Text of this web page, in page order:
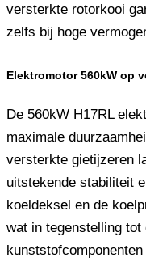
versterkte rotorkooi
zelfs bij hoge
Elektromotor 560kW op
De 560kW H17RL
maximale
versterkte gietijzeren
uitstekende stabiliteit
koeldeksel en de
wat in tegenstelling tot